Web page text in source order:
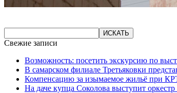
Свежие записи
Возможность: посетить экскурсию по
В самарском филиале Третьяковки
Компенсацию за изымаемое жильё при
На даче купца Соколова выступит